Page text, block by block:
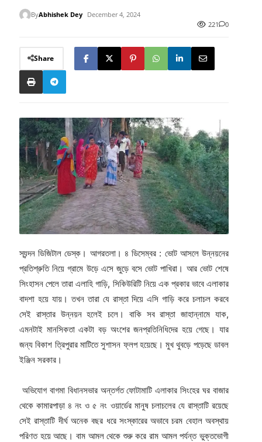
ByAbhishek Dey
December 4, 2024
221
0
Share
স্যন্দন ডিজিটাল ডেস্ক। আগরতলা। ৪ ডিসেম্বর : ভোট আসলে উন্নয়নের
প্রতিশ্রুতি নিয়ে গ্রামে উড়ে এসে জুড়ে বসে ভোট পাখিরা। আর ভোট শেষে
সিংহাসন পেলে তারা এলাহি গাড়ি, সিকিউরিটি নিয়ে এক প্রকার ভাবে এলাকার
বাদশা হয়ে যায়। তখন তারা যে রাস্তা দিয়ে এসি গাড়ি করে চলাচল করবে
সেই রাস্তার উন্নয়ন হলেই চলে। বাকি সব রাস্তা জাহান্নামে যাক,
এমনটাই মানসিকতা একটা বড় অংশের জনপ্রতিনিধিদের হয়ে গেছে। যার
জন্য বিকাশ ত্রিপুরার মাটিতে সুশাসন ফ্লপ হয়েছে। মুখ থুবড়ে পড়েছে ডাবল
ইঞ্জিন সরকার।
অভিযোগ বাগমা বিধানসভার অন্তর্গত ফোটামাটি এলাকার সিংহের ঘর বাজার
থেকে কামারপাড়া ৪ নং ও ৫ নং ওয়ার্ডের মানুষ চলাচলের যে রাস্তাটি রয়েছে
সেই রাস্তাটি দীর্ঘ অনেক বছর ধরে সংস্কারের অভাবে চরম বেহাল অবস্থায়
পরিণত হয়ে আছে। বাম আমল থেকে শুরু করে রাম আমল পর্যন্ত ভুক্তভোগী